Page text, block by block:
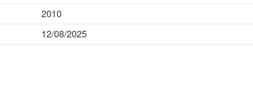
2010
12/08/2025